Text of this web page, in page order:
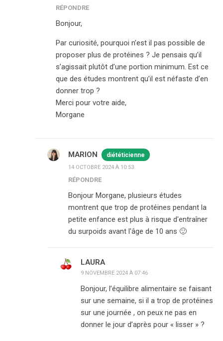
RÉPONDRE
Bonjour,
Par curiosité, pourquoi n’est il pas possible de
proposer plus de protéines ? Je pensais qu’il
s’agissait plutôt d’une portion minimum. Est ce
que des études montrent qu’il est néfaste d’en
donner trop ?
Merci pour votre aide,
Morgane
MARION diététicienne
14 OCTOBRE 2024 À 10:53
RÉPONDRE
Bonjour Morgane, plusieurs études
montrent que trop de protéines pendant la
petite enfance est plus à risque d'entraîner
du surpoids avant l'âge de 10 ans 🙂
LAURA
9 NOVEMBRE 2024 À 07:46
Bonjour, l’équilibre alimentaire se faisant
sur une semaine, si il a trop de protéines
sur une journée , on peux ne pas en
donner le jour d’après pour « lisser » ?